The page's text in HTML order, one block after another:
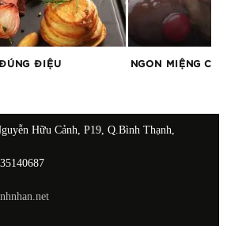
ĐIỆU NGON MIỆNG
Hữu Cảnh, P19, Q.Bình Thạnh,